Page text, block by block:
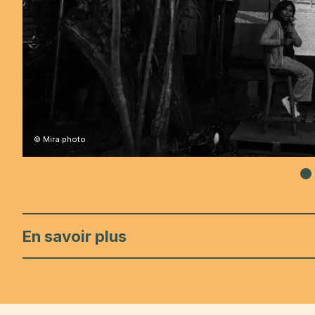
© Mira photo
En savoir plus